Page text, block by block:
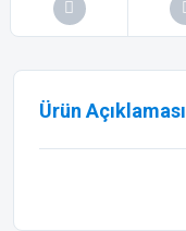
Ürün Açıklaması